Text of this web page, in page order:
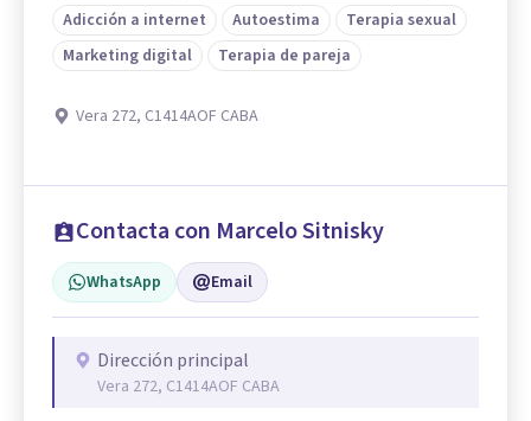
Adicción a internet
Autoestima
Terapia sexual
Marketing digital
Terapia de pareja
Vera 272, C1414AOF CABA
Contacta con Marcelo Sitnisky
WhatsApp Email
Dirección principal
Vera 272, C1414AOF CABA